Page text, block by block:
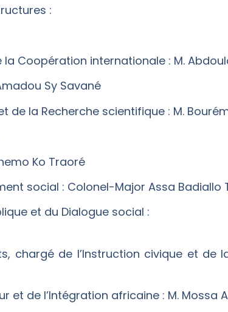
:
Coopération internationale : M.
Sy Savané
de la Recherche scientifique : M.
Ko Traoré
social : Colonel-Major Assa Badiallo
et du Dialogue social :
chargé de l’Instruction civique et de
et de l’Intégration africaine : M. Mossa